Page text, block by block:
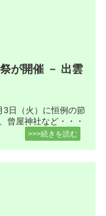
が開催 － 出雲
3日（火）に恒例の節
曾屋神社など・・・
>>>続きを読む